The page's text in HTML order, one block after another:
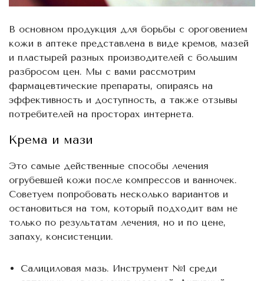
В основном продукция для борьбы с ороговением
кожи в аптеке представлена в виде кремов, мазей
и пластырей разных производителей с большим
разбросом цен. Мы с вами рассмотрим
фармацевтические препараты, опираясь на
эффективность и доступность, а также отзывы
потребителей на просторах интернета.
Крема и мази
Это самые действенные способы лечения
огрубевшей кожи после компрессов и ванночек.
Советуем попробовать несколько вариантов и
остановиться на том, который подходит вам не
только по результатам лечения, но и по цене,
запаху, консистенции.
Салициловая мазь. Инструмент №1 среди